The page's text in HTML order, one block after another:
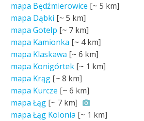
mapa Będźmierowice [~5 km]
mapa Dąbki [~5 km]
mapa Gotelp [~ 7 km]
mapa Kamionka [~ 4 km]
mapa Klaskawa [~6 km]
mapa Konigórtek [~ 1 km]
mapa Krąg [~8 km]
mapa Kurcze [~6 km]
mapa Łąg [~ 7 km]
mapa Łąg Kolonia [~ 1 km]